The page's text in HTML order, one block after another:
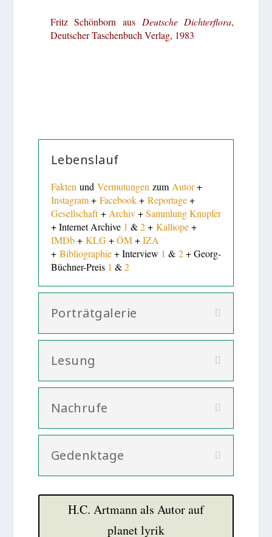
Fritz Schönborn aus Deutsche Dichterflora,
Deutscher Taschenbuch Verlag, 1983
Lebenslauf
Faktenund VermutungenzumAutor+
Instagram+ Facebook+ Reportage+
Gesellschaft+Archiv+Sammlung Knupfer
+ Internet Archive 1 &2+ Kalliope+
IMDb+ KLG+ÖM+IZA
+ Bibliographie+ Interview 1 & 2+ Georg-
Büchner-Preis 1 &2
Porträtgalerie
Lesung
Nachrufe
Gedenktage
H.C. Artmann als Autor auf
planet lyrik